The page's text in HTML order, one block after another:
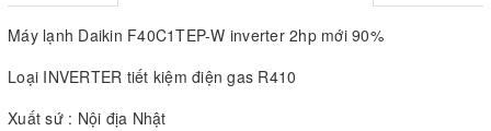
Máy lạnh Daikin F40C1TEP-W inverter 2hp mới 90%
Loại INVERTER tiết kiệm điện gas R410
Xuất sứ : Nội địa Nhật